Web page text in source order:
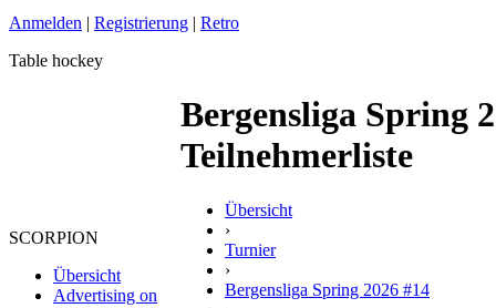
Anmelden | Registrierung | Retro
Table hockey
SCORPION
Übersicht
Advertising on
Bergensliga Spring
Teilnehmerliste
Übersicht
›
Turnier
›
Bergensliga Spring 2026 #14